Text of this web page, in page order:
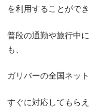
を利用することができ
普段の通勤や旅行中
も、
ガリバーの全国ネッ
すぐに対応してもら